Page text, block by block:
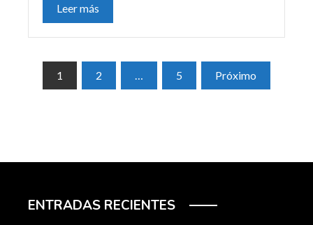
Leer más
Paginación
1 2 … 5 Próximo
ENTRADAS RECIENTES